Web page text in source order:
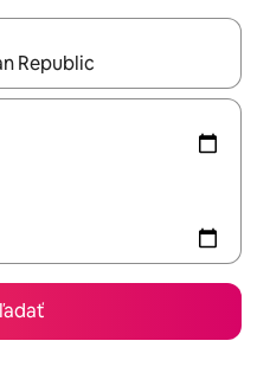
môžete si ich prechádzať